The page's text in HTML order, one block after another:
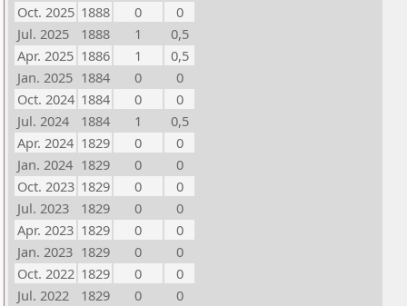
Oct. 2025 1888 0
0
Jul. 2025
1888 1
0,5
Apr. 2025 1886 1
0,5
Jan. 2025 1884 0
0
Oct. 2024 1884 0
0
Jul. 2024
1884 1
0,5
Apr. 2024 1829 0
0
Jan. 2024 1829 0
0
Oct. 2023 1829 0
0
Jul. 2023
1829 0
0
Apr. 2023 1829 0
0
Jan. 2023 1829 0
0
Oct. 2022 1829 0
0
Jul. 2022
1829 0
0